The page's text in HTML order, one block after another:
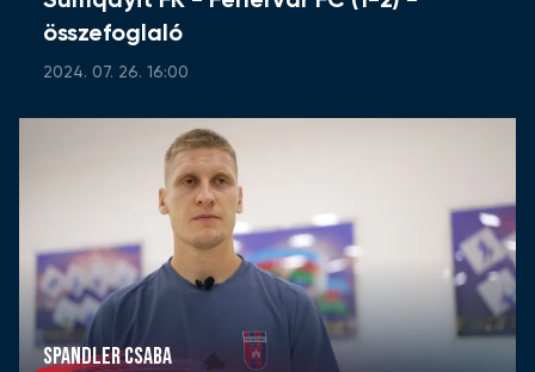
összefoglaló
2024. 07. 26. 16:00
SPANDLER CSABA